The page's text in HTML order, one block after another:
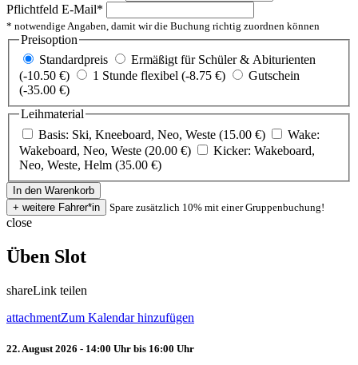
Pflichtfeld E-Mail*
* notwendige Angaben, damit wir die Buchung richtig zuordnen können
Preisoption
Standardpreis
Ermäßigt für Schüler & Abiturienten
(-10.50 €)
1 Stunde flexibel (-8.75 €)
Gutschein
(-35.00 €)
Leihmaterial
Basis: Ski, Kneeboard, Neo, Weste (15.00 €)
Wake:
Wakeboard, Neo, Weste (20.00 €)
Kicker: Wakeboard,
Neo, Weste, Helm (35.00 €)
Spare zusätzlich 10% mit einer Gruppenbuchung!
close
Üben Slot
shareLink teilen
attachmentZum Kalendar hinzufügen
22. August 2026 - 14:00 Uhr bis 16:00 Uhr